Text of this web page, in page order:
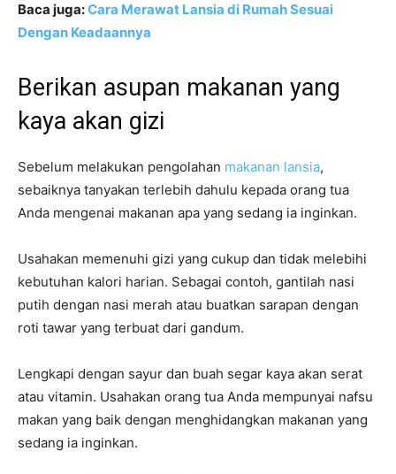
Baca juga:Cara Merawat Lansia di Rumah Sesuai
Dengan Keadaannya
Berikan asupan makanan yang
kaya akan gizi
Sebelum melakukan pengolahan makanan lansia,
sebaiknya tanyakan terlebih dahulu kepada orang tua
Anda mengenai makanan apa yang sedang ia inginkan.
Usahakan memenuhi gizi yang cukup dan tidak melebihi
kebutuhan kalori harian. Sebagai contoh, gantilah nasi
putih dengan nasi merah atau buatkan sarapan dengan
roti tawar yang terbuat dari gandum.
Lengkapi dengan sayur dan buah segar kaya akan serat
atau vitamin. Usahakan orang tua Anda mempunyai nafsu
makan yang baik dengan menghidangkan makanan yang
sedang ia inginkan.